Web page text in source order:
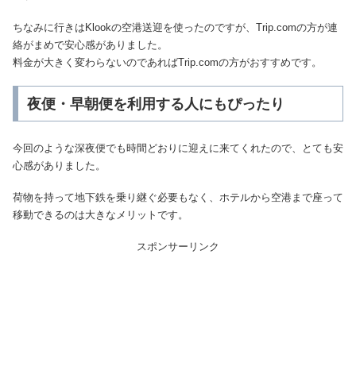
ちなみに行きはKlookの空港送迎を使ったのですが、Trip.comの方が連
絡がまめで安心感がありました。
料金が大きく変わらないのであればTrip.comの方がおすすめです。
夜便・早朝便を利用する人にもぴったり
今回のような深夜便でも時間どおりに迎えに来てくれたので、とても安
心感がありました。
荷物を持って地下鉄を乗り継ぐ必要もなく、ホテルから空港まで座って
移動できるのは大きなメリットです。
スポンサーリンク